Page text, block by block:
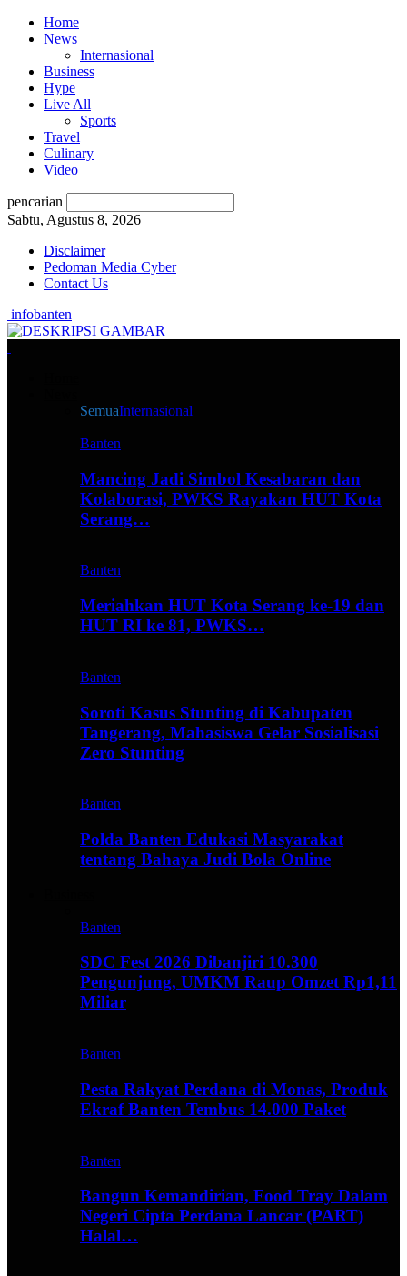
Home
News
Internasional
Business
Hype
Live All
Sports
Travel
Culinary
Video
pencarian
Sabtu, Agustus 8, 2026
Disclaimer
Pedoman Media Cyber
Contact Us
infobanten
SemuaInternasional
Banten
Mancing Jadi Simbol Kesabaran dan
Kolaborasi, PWKS Rayakan HUT Kota
Serang…
Banten
Meriahkan HUT Kota Serang ke-19 dan
HUT RI ke 81, PWKS…
Banten
Soroti Kasus Stunting di Kabupaten
Tangerang, Mahasiswa Gelar Sosialisasi
Zero Stunting
Banten
Polda Banten Edukasi Masyarakat
tentang Bahaya Judi Bola Online
Banten
SDC Fest 2026 Dibanjiri 10.300
Pengunjung, UMKM Raup Omzet Rp1,11
Miliar
Banten
Pesta Rakyat Perdana di Monas, Produk
Ekraf Banten Tembus 14.000 Paket
Banten
Bangun Kemandirian, Food Tray Dalam
Negeri Cipta Perdana Lancar (PART)
Halal…